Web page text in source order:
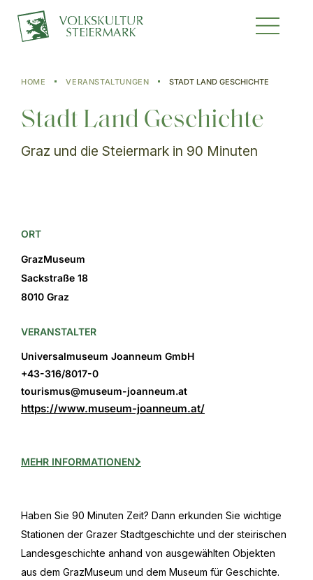
HOME VERANSTALTUNGEN STADT LAND GESCHICHTE
Stadt Land Geschichte
Graz und die Steiermark in 90 Minuten
ORT
GrazMuseum
Sackstraße 18
8010 Graz
VERANSTALTER
Universalmuseum Joanneum GmbH
+43-316/8017-0
tourismus@museum-joanneum.at
https://www.museum-joanneum.at/
MEHR INFORMATIONEN
Haben Sie 90 Minuten Zeit? Dann erkunden Sie wichtige
Stationen der Grazer Stadtgeschichte und der steirischen
Landesgeschichte anhand von ausgewählten Objekten
aus dem GrazMuseum und dem Museum für Geschichte.